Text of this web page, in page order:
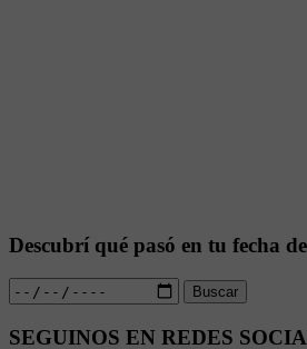
Descubrí qué pasó en tu fecha
Buscar
SEGUINOS EN REDES